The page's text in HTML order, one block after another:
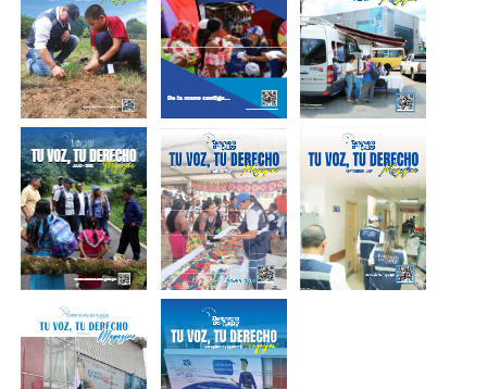
Boletín Enero -
2025
Tu Voz, Tu
Derecho
Tu voz, Tu
Derecho –
Marzo 2025
Tu voz, Tu
Derecho - Abril
2025
Tu voz, Tu
Derecho –
Mayo 2025
Tu voz, Tu
Derecho –
Junio 2025